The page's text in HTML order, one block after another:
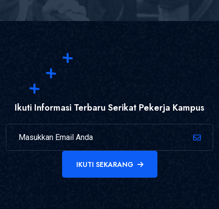
Ikuti Informasi Terbaru Serikat Pekerja Kampus
IKUTI SEKARANG